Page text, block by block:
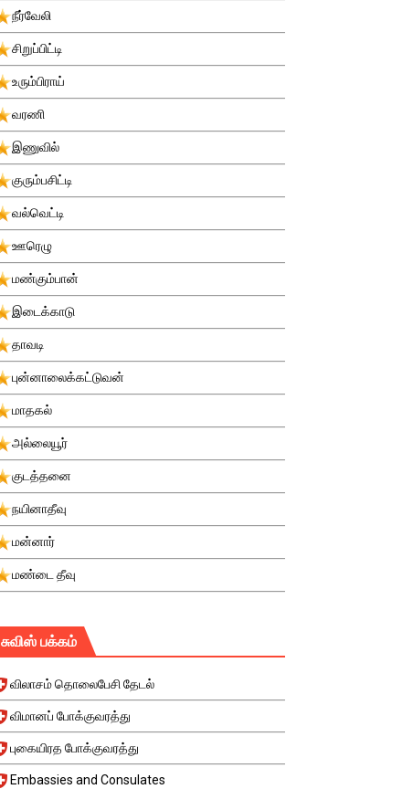
நீர்வேலி
சிறுப்பிட்டி
உரும்பிராய்
வரணி
இணுவில்
குரும்பசிட்டி
வல்வெட்டி
ஊரெழு
மண்கும்பான்
இடைக்காடு
தாவடி
புன்னாலைக்கட்டுவன்
மாதகல்
அல்லையூர்
குடத்தனை
நயினாதீவு
மன்னார்
மண்டை தீவு
சுவிஸ் பக்கம்
விலாசம் தொலைபேசி தேடல்
விமானப் போக்குவரத்து
புகையிரத போக்குவரத்து
Embassies and Consulates